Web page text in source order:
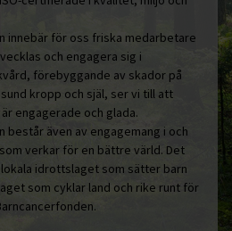
innebär för oss friska medarbetare
och engagera sig i
förebyggande av skador på
kropp och själ, ser vi till att
engagerade och glada.
består även av engagemang i och
verkar för en bättre värld. Det
idrottslaget som sätter barn
som cyklar land och rike runt för